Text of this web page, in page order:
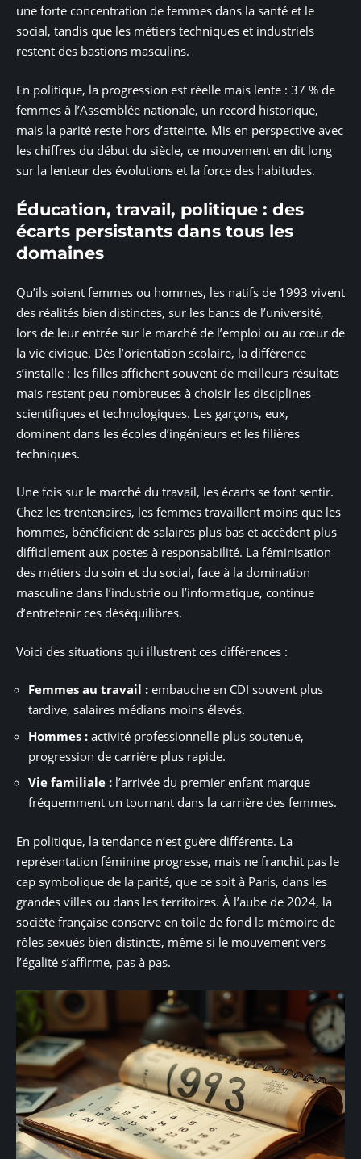
une forte concentration de femmes dans la santé et le
social, tandis que les métiers techniques et industriels
restent des bastions masculins.
En politique, la progression est réelle mais lente : 37 % de
femmes à l’Assemblée nationale, un record historique,
mais la parité reste hors d’atteinte. Mis en perspective avec
les chiffres du début du siècle, ce mouvement en dit long
sur la lenteur des évolutions et la force des habitudes.
Éducation, travail, politique : des
écarts persistants dans tous les
domaines
Qu’ils soient femmes ou hommes, les natifs de 1993 vivent
des réalités bien distinctes, sur les bancs de l’université,
lors de leur entrée sur le marché de l’emploi ou au cœur de
la vie civique. Dès l’orientation scolaire, la différence
s’installe : les filles affichent souvent de meilleurs résultats
mais restent peu nombreuses à choisir les disciplines
scientifiques et technologiques. Les garçons, eux,
dominent dans les écoles d’ingénieurs et les filières
techniques.
Une fois sur le marché du travail, les écarts se font sentir.
Chez les trentenaires, les femmes travaillent moins que les
hommes, bénéficient de salaires plus bas et accèdent plus
difficilement aux postes à responsabilité. La féminisation
des métiers du soin et du social, face à la domination
masculine dans l’industrie ou l’informatique, continue
d’entretenir ces déséquilibres.
Voici des situations qui illustrent ces différences :
Femmes au travail : embauche en CDI souvent plus
tardive, salaires médians moins élevés.
Hommes : activité professionnelle plus soutenue,
progression de carrière plus rapide.
Vie familiale : l’arrivée du premier enfant marque
fréquemment un tournant dans la carrière des femmes.
En politique, la tendance n’est guère différente. La
représentation féminine progresse, mais ne franchit pas le
cap symbolique de la parité, que ce soit à Paris, dans les
grandes villes ou dans les territoires. À l’aube de 2024, la
société française conserve en toile de fond la mémoire de
rôles sexués bien distincts, même si le mouvement vers
l’égalité s’affirme, pas à pas.